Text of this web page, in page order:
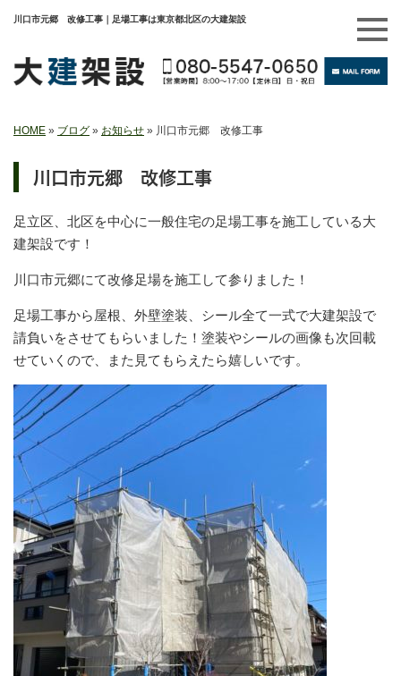
川口市元郷 改修工事｜足場工事は東京都北区の大建架設
HOME » ブログ » お知らせ » 川口市元郷 改修工事
川口市元郷 改修工事
足立区、北区を中心に一般住宅の足場工事を施工している大
建架設です！
川口市元郷にて改修足場を施工して参りました！
足場工事から屋根、外壁塗装、シール全て一式で大建架設で
請負いをさせてもらいました！塗装やシールの画像も次回載
せていくので、また見てもらえたら嬉しいです。